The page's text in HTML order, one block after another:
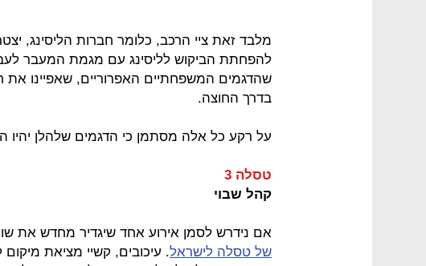
מלבד זאת ציי הרכב, כלומר חברות הליסינג,
להפחתת הביקוש לליסינג עם מגמת המעבר
שהדגמים המשפחתיים האפרוריים, שאפיינו את
בדרך החוצה.
על רקע כל אלה מסתמן כי הדגמים שלהלן יהיו
טסלה 3
קהל שבוי
אם נידרש לסמן אירוע אחד שיגדיר מחדש את
של טסלה לישראל. עיכובים, קשיי מציאת